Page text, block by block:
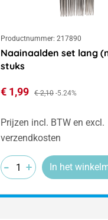
Productnummer: 217890
Naainaalden set lang
stuks
Verkoopprijs:
€ 1,99 Normale prijs:
€ 2,10 -5.24%
Prijzen incl. BTW en excl.
verzendkosten
-
-
- +
+
+ In het